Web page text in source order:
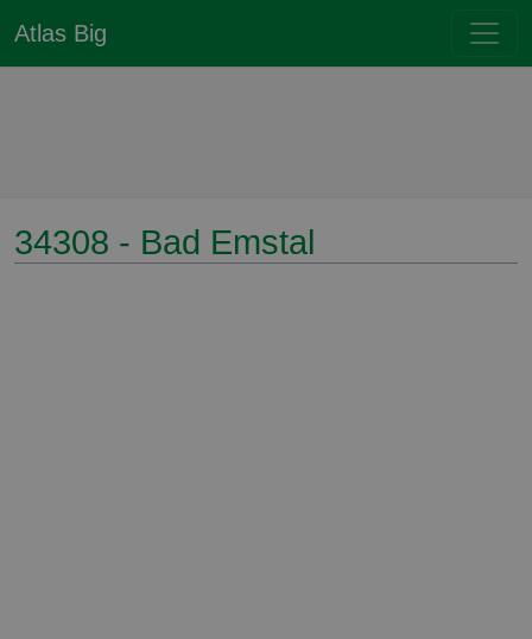
Atlas Big
34308 - Bad Emstal